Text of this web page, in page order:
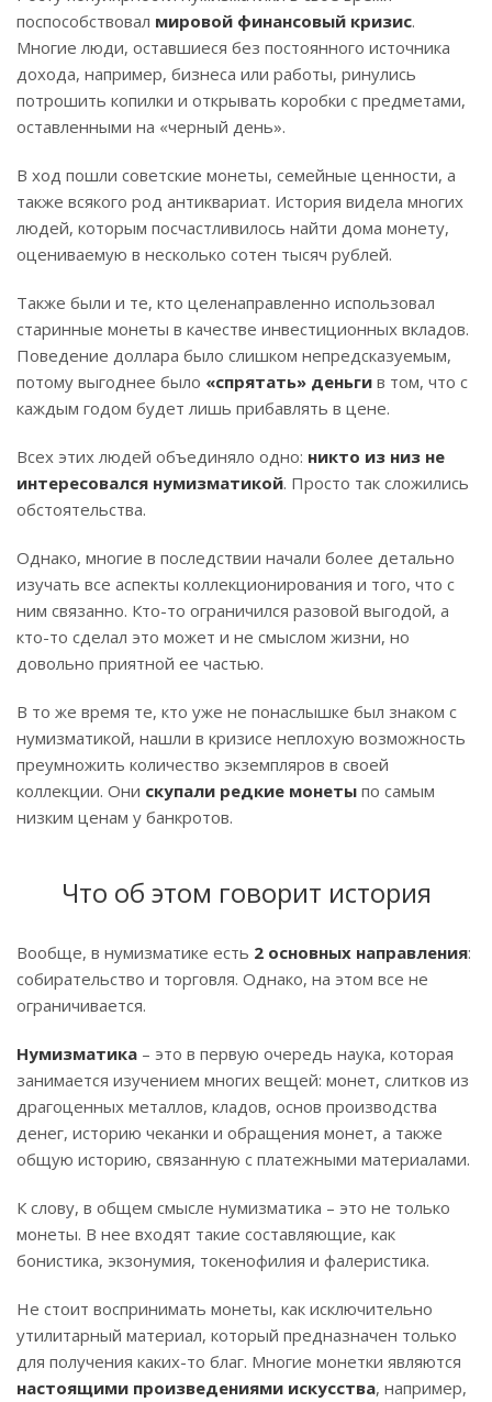
поспособствовал мировой финансовый кризис.
Многие люди, оставшиеся без постоянного источника
дохода, например, бизнеса или работы, ринулись
потрошить копилки и открывать коробки с предметами,
оставленными на «черный день».
В ход пошли советские монеты, семейные ценности, а
также всякого род антиквариат. История видела многих
людей, которым посчастливилось найти дома монету,
оцениваемую в несколько сотен тысяч рублей.
Также были и те, кто целенаправленно использовал
старинные монеты в качестве инвестиционных вкладов.
Поведение доллара было слишком непредсказуемым,
потому выгоднее было «спрятать» деньги в том, что с
каждым годом будет лишь прибавлять в цене.
Всех этих людей объединяло одно: никто из низ не
интересовался нумизматикой. Просто так сложились
обстоятельства.
Однако, многие в последствии начали более детально
изучать все аспекты коллекционирования и того, что с
ним связанно. Кто-то ограничился разовой выгодой, а
кто-то сделал это может и не смыслом жизни, но
довольно приятной ее частью.
В то же время те, кто уже не понаслышке был знаком с
нумизматикой, нашли в кризисе неплохую возможность
преумножить количество экземпляров в своей
коллекции. Они скупали редкие монеты по самым
низким ценам у банкротов.
Что об этом говорит история
Вообще, в нумизматике есть 2 основных направления:
собирательство и торговля. Однако, на этом все не
ограничивается.
Нумизматика – это в первую очередь наука, которая
занимается изучением многих вещей: монет, слитков из
драгоценных металлов, кладов, основ производства
денег, историю чеканки и обращения монет, а также
общую историю, связанную с платежными материалами.
К слову, в общем смысле нумизматика – это не только
монеты. В нее входят такие составляющие, как
бонистика, экзонумия, токенофилия и фалеристика.
Не стоит воспринимать монеты, как исключительно
утилитарный материал, который предназначен только
для получения каких-то благ. Многие монетки являются
настоящими произведениями искусства, например,